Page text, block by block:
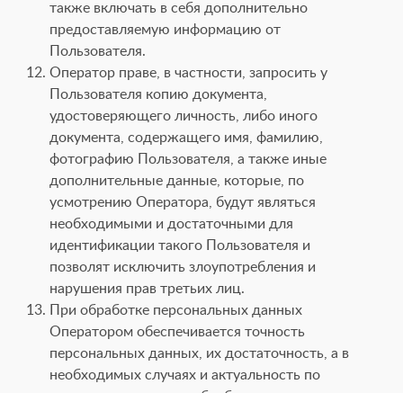
также включать в себя дополнительно
предоставляемую информацию от
Пользователя.
Оператор праве, в частности, запросить у
Пользователя копию документа,
удостоверяющего личность, либо иного
документа, содержащего имя, фамилию,
фотографию Пользователя, а также иные
дополнительные данные, которые, по
усмотрению Оператора, будут являться
необходимыми и достаточными для
идентификации такого Пользователя и
позволят исключить злоупотребления и
нарушения прав третьих лиц.
При обработке персональных данных
Оператором обеспечивается точность
персональных данных, их достаточность, а в
необходимых случаях и актуальность по